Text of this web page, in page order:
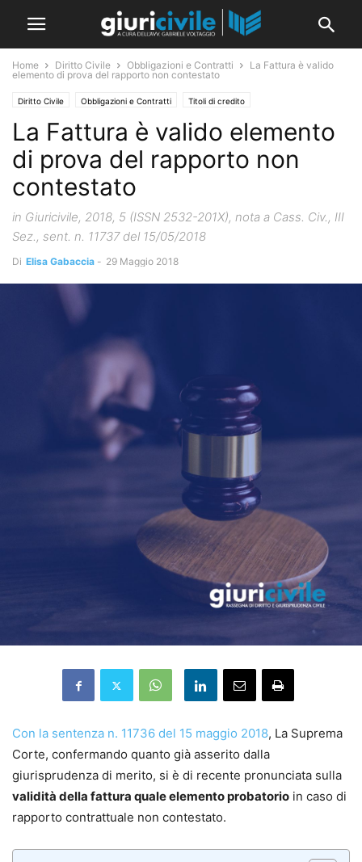
Home Diritto Civile Obbligazioni e Contratti
La Fattura è valido
elemento di prova del rapporto non contestato
Diritto Civile Obbligazioni e Contratti Titoli di credito
La Fattura è valido elemento
di prova del rapporto non
contestato
in Giuricivile, 2018, 5 (ISSN 2532-201X), nota a Cass. Civ., III
Sez., sent. n. 11737 del 15/05/2018
Di Elisa Gabaccia - 29 Maggio 2018
Con la sentenza n. 11736 del 15 maggio 2018, La Suprema
Corte, confermando quanto già asserito dalla
giurisprudenza di merito, si è di recente pronunciata sulla
validità della fattura quale elemento probatorio in caso di
rapporto contrattuale non contestato.